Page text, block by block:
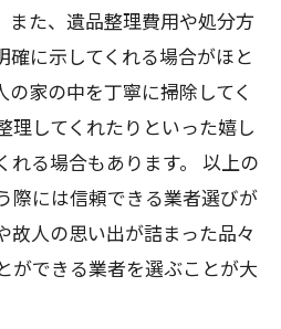
また、遺品整理費用や処分方
確に示してくれる場合がほと
家の中を丁寧に掃除してく
理してくれたりといった嬉し
れる場合もあります。 以上の
際には信頼できる業者選びが
故人の思い出が詰まった品々
ができる業者を選ぶことが大